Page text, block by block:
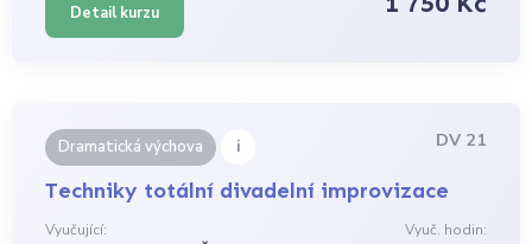
Detail kurzu
Dramatická výchova i DV 21
Techniky totální divadelní improvizace
Vyučující: Vyuč. hodin: